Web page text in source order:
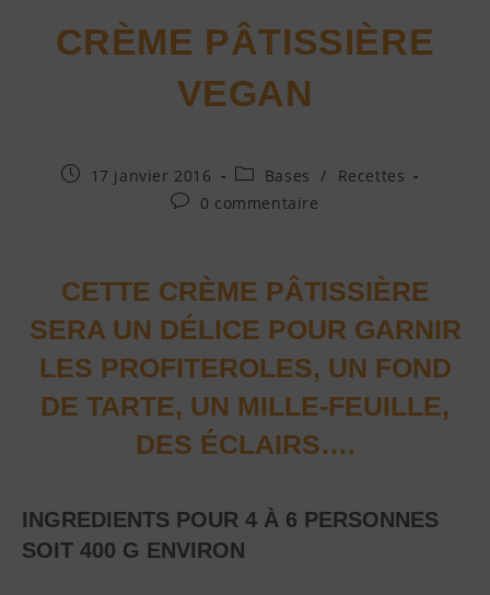
CRÈME PÂTISSIÈRE
VEGAN
17 janvier 2016 Bases /
Recettes
0 commentaire
CETTE CRÈME PÂTISSIÈRE
SERA UN DÉLICE POUR GARNIR
LES PROFITEROLES, UN FOND
DE TARTE, UN MILLE-FEUILLE,
DES ÉCLAIRS….
INGREDIENTS POUR 4 À 6 PERSONNES
SOIT 400 G ENVIRON